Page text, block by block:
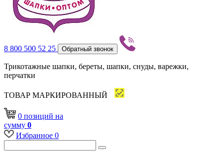
8 800 500 52 25 Обратный звонок
Трикотажные шапки, береты, шапки, снуды, варежки,
перчатки
ТОВАР МАРКИРОВАННЫЙ
0 позиций на
сумму 0
Избранное 0